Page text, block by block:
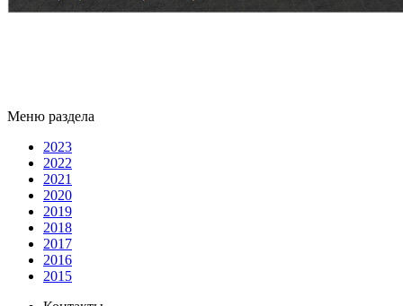
Меню раздела
2023
2022
2021
2020
2019
2018
2017
2016
2015